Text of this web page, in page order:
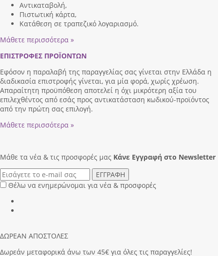
Αντικαταβολή,
Πιστωτική κάρτα,
Κατάθεση σε τραπεζικό λογαριασμό.
Μάθετε περισσότερα »
ΕΠΙΣΤΡΟΦΕΣ ΠΡΟΪΟΝΤΩΝ
Εφόσον η παραλαβή της παραγγελίας σας γίνεται στην Ελλάδα η
διαδικασία επιστροφής γίνεται, για μία φορά, χωρίς χρέωση.
Απαραίτητη προϋπόθεση αποτελεί η όχι μικρότερη αξία του
επιλεχθέντος από εσάς προς αντικατάσταση κωδικού-προϊόντος
από την πρώτη σας επιλογή.
Μάθετε περισσότερα »
Μάθε τα νέα & τις προσφορές μας Κάνε Eγγραφή στο Newsletter
ΕΓΓΡΑΦΗ
Θέλω να ενημερώνομαι για νέα & προσφορές
ΔΩΡΕΑΝ ΑΠΟΣΤΟΛΕΣ
Δωρεάν μεταφορικά άνω των 45€ για όλες τις παραγγελίες!